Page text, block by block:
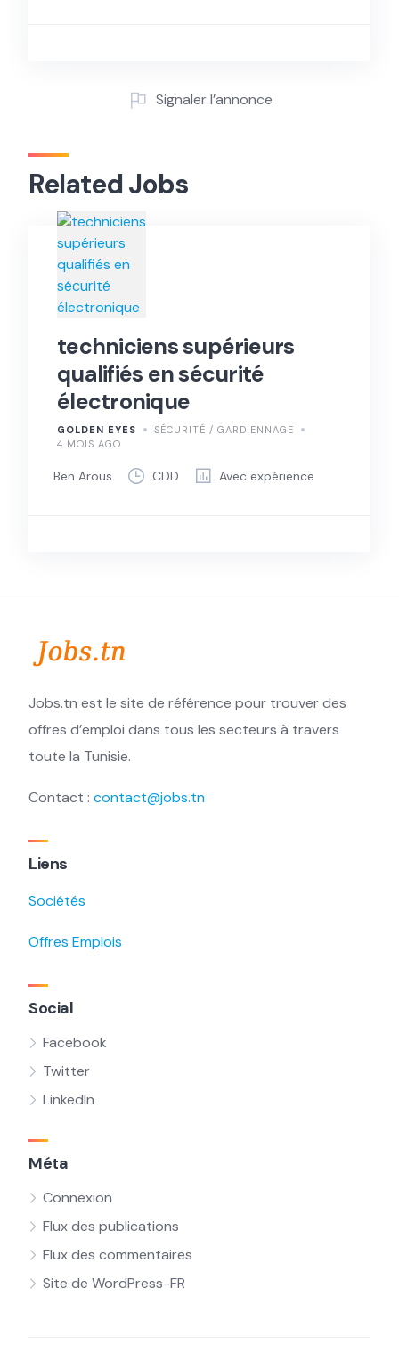
Signaler l’annonce
Related Jobs
techniciens supérieurs
qualifiés en sécurité
électronique
GOLDEN EYES
SÉCURITÉ / GARDIENNAGE
4 MOIS AGO
Ben Arous CDD Avec expérience
Jobs.tn est le site de référence pour trouver des
offres d’emploi dans tous les secteurs à travers
toute la Tunisie.
Contact : contact@jobs.tn
Liens
Sociétés
Offres Emplois
Social
Facebook
Twitter
LinkedIn
Méta
Connexion
Flux des publications
Flux des commentaires
Site de WordPress-FR